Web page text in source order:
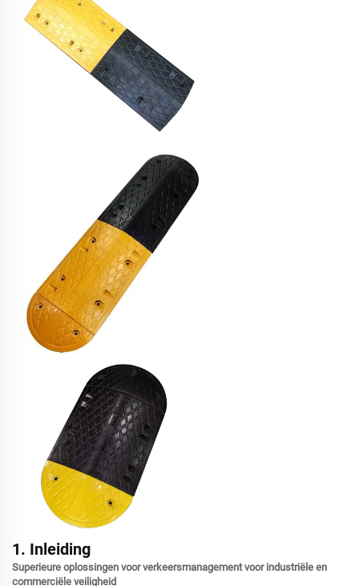
1. Inleiding
Superieure oplossingen voor verkeersmanagement voor industriële en
commerciële veiligheid